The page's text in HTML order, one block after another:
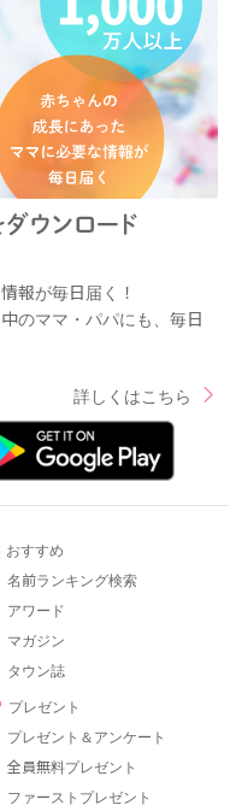
報が毎日届く！
のママ・パパにも、毎日
詳しくはこちら
おすすめ
名前ランキング検索
アワード
マガジン
タウン誌
プレゼント
プレゼント＆アンケート
全員無料プレゼント
ファーストプレゼント